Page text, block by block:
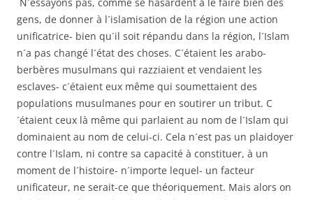
gens, de donner à l´islamisation de la région une action
unificatrice- bien qu´il soit répandu dans la région, l´Islam
n´a pas changé l´état des choses. C´étaient les arabo-
berbères musulmans qui razziaient et vendaient les
esclaves- c´étaient eux même qui soumettaient des
populations musulmanes pour en soutirer un tribut. C
´étaient ceux là même qui parlaient au nom de l´Islam qui
dominaient au nom de celui-ci. Cela n´est pas un plaidoyer
contre l´Islam, ni contre sa capacité à constituer, à un
moment de l´histoire- n´importe lequel- un facteur
unificateur, ne serait-ce que théoriquement. Mais alors on